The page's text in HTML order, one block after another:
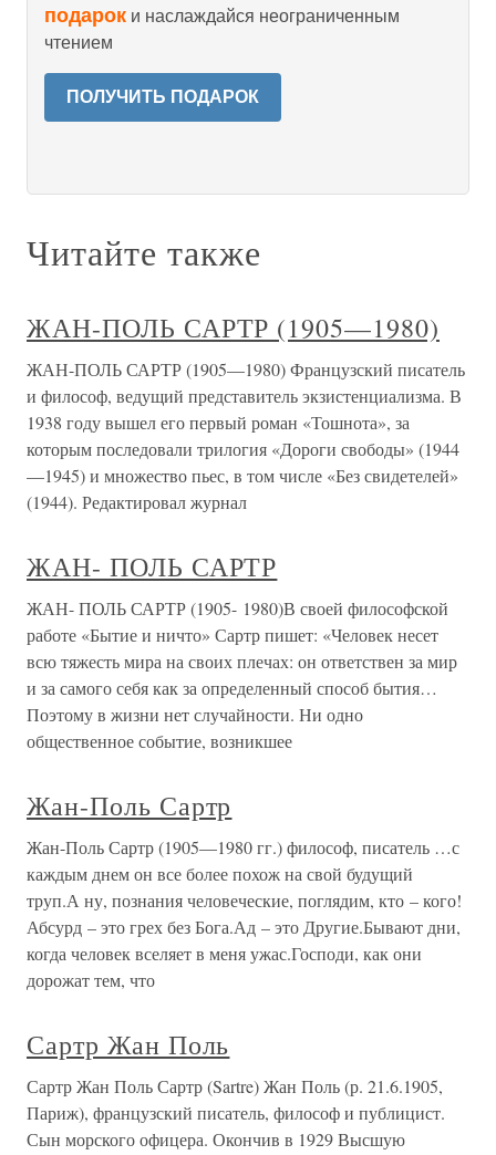
подарок и наслаждайся неограниченным
чтением
ПОЛУЧИТЬ ПОДАРОК
Читайте также
ЖАН-ПОЛЬ САРТР (1905—1980)
ЖАН-ПОЛЬ САРТР (1905—1980) Французский писатель
и философ, ведущий представитель экзистенциализма. В
1938 году вышел его первый роман «Тошнота», за
которым последовали трилогия «Дороги свободы» (1944
—1945) и множество пьес, в том числе «Без свидетелей»
(1944). Редактировал журнал
ЖАН- ПОЛЬ САРТР
ЖАН- ПОЛЬ САРТР (1905- 1980)В своей философской
работе «Бытие и ничто» Сартр пишет: «Человек несет
всю тяжесть мира на своих плечах: он ответствен за мир
и за самого себя как за определенный способ бытия…
Поэтому в жизни нет случайности. Ни одно
общественное событие, возникшее
Жан-Поль Сартр
Жан-Поль Сартр (1905—1980 гг.) философ, писатель …с
каждым днем он все более похож на свой будущий
труп.А ну, познания человеческие, поглядим, кто – кого!
Абсурд – это грех без Бога.Ад – это Другие.Бывают дни,
когда человек вселяет в меня ужас.Господи, как они
дорожат тем, что
Сартр Жан Поль
Сартр Жан Поль Сартр (Sartre) Жан Поль (р. 21.6.1905,
Париж), французский писатель, философ и публицист.
Сын морского офицера. Окончив в 1929 Высшую